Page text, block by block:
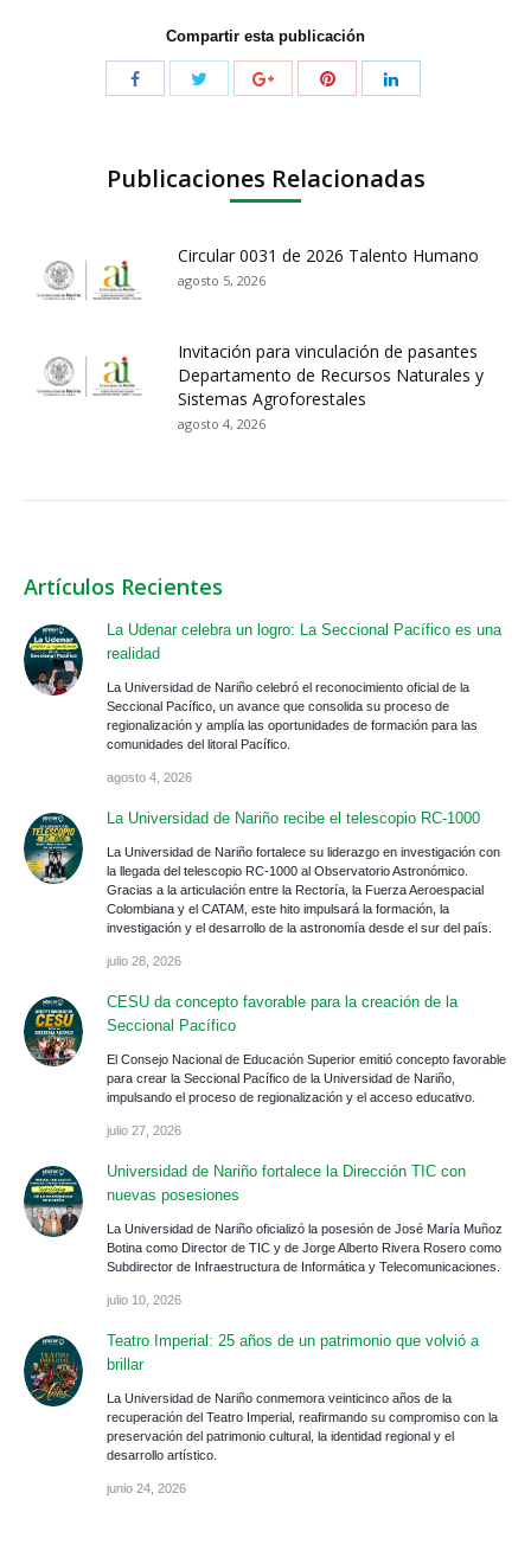
Compartir esta publicación
Publicaciones Relacionadas
Circular 0031 de 2026 Talento Humano
agosto 5, 2026
Invitación para vinculación de pasantes
Departamento de Recursos Naturales y
Sistemas Agroforestales
agosto 4, 2026
Artículos Recientes
La Udenar celebra un logro: La Seccional Pacífico es una
realidad
La Universidad de Nariño celebró el reconocimiento oficial de la
Seccional Pacífico, un avance que consolida su proceso de
regionalización y amplía las oportunidades de formación para las
comunidades del litoral Pacífico.
agosto 4, 2026
La Universidad de Nariño recibe el telescopio RC-1000
La Universidad de Nariño fortalece su liderazgo en investigación con
la llegada del telescopio RC-1000 al Observatorio Astronómico.
Gracias a la articulación entre la Rectoría, la Fuerza Aeroespacial
Colombiana y el CATAM, este hito impulsará la formación, la
investigación y el desarrollo de la astronomía desde el sur del país.
julio 28, 2026
CESU da concepto favorable para la creación de la
Seccional Pacífico
El Consejo Nacional de Educación Superior emitió concepto favorable
para crear la Seccional Pacífico de la Universidad de Nariño,
impulsando el proceso de regionalización y el acceso educativo.
julio 27, 2026
Universidad de Nariño fortalece la Dirección TIC con
nuevas posesiones
La Universidad de Nariño oficializó la posesión de José María Muñoz
Botina como Director de TIC y de Jorge Alberto Rivera Rosero como
Subdirector de Infraestructura de Informática y Telecomunicaciones.
julio 10, 2026
Teatro Imperial: 25 años de un patrimonio que volvió a
brillar
La Universidad de Nariño conmemora veinticinco años de la
recuperación del Teatro Imperial, reafirmando su compromiso con la
preservación del patrimonio cultural, la identidad regional y el
desarrollo artístico.
junio 24, 2026